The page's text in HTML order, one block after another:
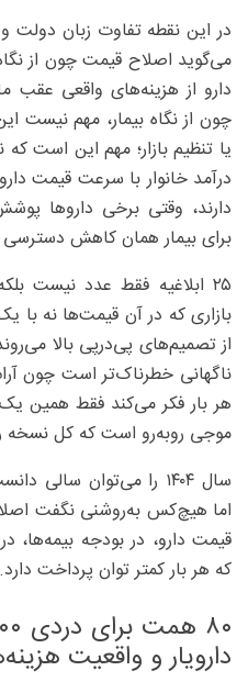
در این نقطه تفاوت زبان دولت
می‌گوید اصلاح قیمت چون از
دارو از هزینه‌های واقعی عقب
چون از نگاه بیمار، مهم نیست
یا تنظیم بازار؛ مهم این است
درآمد خانوار با سرعت قیمت
دارند، وقتی برخی داروها
برای بیمار همان کاهش
۲۵ ابلاغیه فقط عدد نیست
بازاری که در آن قیمت‌ها نه با
از تصمیم‌های پی‌درپی بالا
ناگهانی خطرناک‌تر است چون
هر بار فکر می‌کند فقط همین
موجی روبه‌رو است که کل نسخه
اما هیچ‌کس به‌روشنی نگفت
قیمت دارو، در بودجه بیمه‌ها،
که هر بار کمتر توان پرداخت دارد.
دارویار و واقعیت